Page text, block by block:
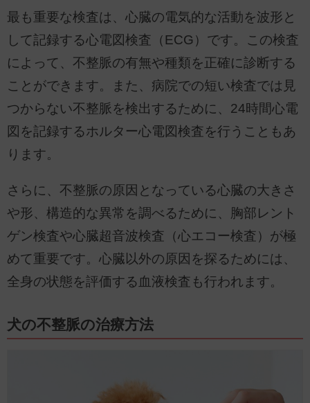
最も重要な検査は、心臓の電気的な活動を波形と
して記録する心電図検査（ECG）です。この検査
によって、不整脈の有無や種類を正確に診断する
ことができます。また、病院での短い検査では見
つからない不整脈を検出するために、24時間心電
図を記録するホルター心電図検査を行うこともあ
ります。
さらに、不整脈の原因となっている心臓の大きさ
や形、構造的な異常を調べるために、胸部レント
ゲン検査や心臓超音波検査（心エコー検査）が極
めて重要です。心臓以外の原因を探るためには、
全身の状態を評価する血液検査も行われます。
犬の不整脈の治療方法